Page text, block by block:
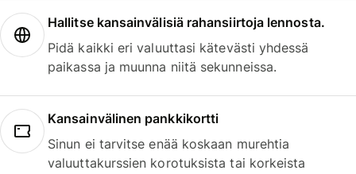
Hallitse kansainvälisiä rahansiirtoja lennosta.
Pidä kaikki eri valuuttasi kätevästi yhdessä
paikassa ja muunna niitä sekunneissa.
Kansainvälinen pankkikortti
Sinun ei tarvitse enää koskaan murehtia
valuuttakurssien korotuksista tai korkeista